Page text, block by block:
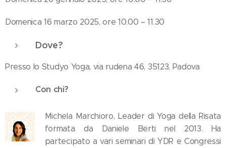
Domenica 16 marzo 2025, ore 10.00 – 11.30
Dove?
Presso lo Studyo Yoga, via rudena 46, 35123, Padova
Con chi?
Michela Marchioro, Leader di Yoga della Risata
formata da Daniele Berti nel 2013. Ha
partecipato a vari seminari di YDR e Congressi